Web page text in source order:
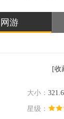
网游
[收
大小：
星级：